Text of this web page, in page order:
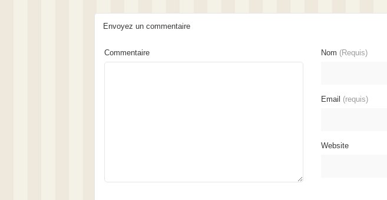
Envoyez un commentaire
Nom (Requis)
Email (requis)
Website
Commentaire